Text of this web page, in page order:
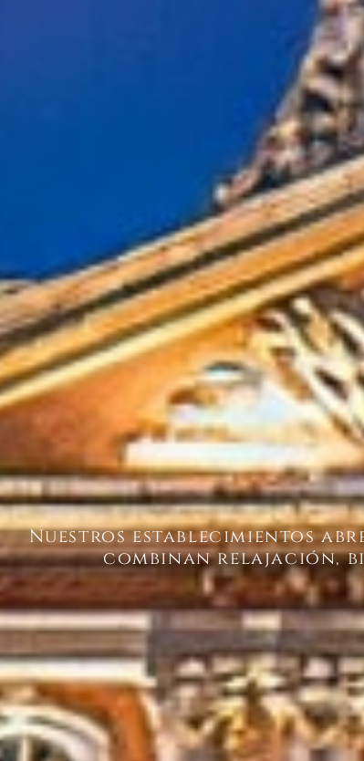
Nuestros establecimientos
combinan relajación,